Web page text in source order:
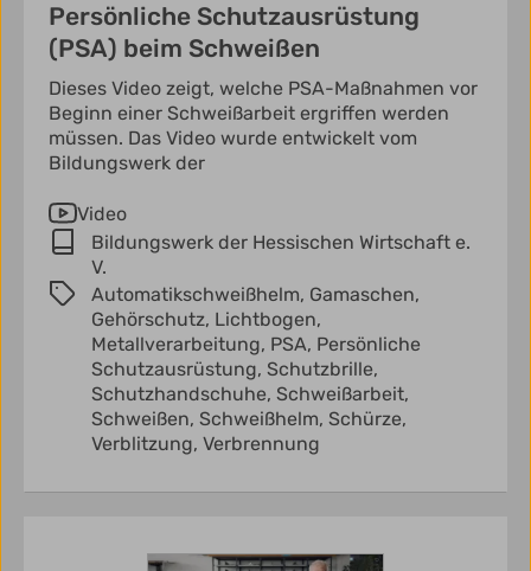
Persönliche Schutzausrüstung
(PSA) beim Schweißen
Dieses Video zeigt, welche PSA-Maßnahmen vor
Beginn einer Schweißarbeit ergriffen werden
müssen. Das Video wurde entwickelt vom
Bildungswerk der
Video
Bildungswerk der Hessischen Wirtschaft e.
V.
Automatikschweißhelm, Gamaschen,
Gehörschutz, Lichtbogen,
Metallverarbeitung, PSA, Persönliche
Schutzausrüstung, Schutzbrille,
Schutzhandschuhe, Schweißarbeit,
Schweißen, Schweißhelm, Schürze,
Verblitzung, Verbrennung